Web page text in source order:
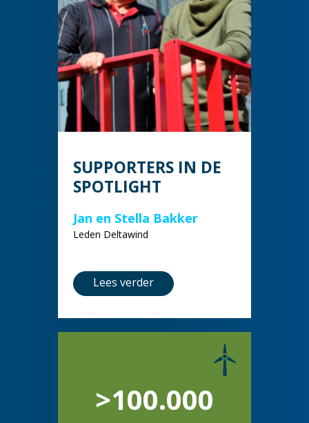
SUPPORTERS IN DE
SPOTLIGHT
Jan en Stella Bakker
Leden Deltawind
Lees verder
>100.000